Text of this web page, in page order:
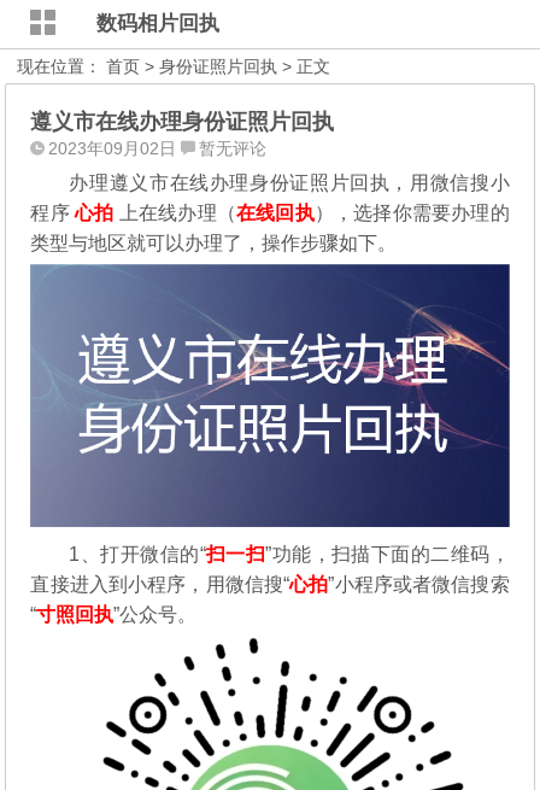
数码相片回执
现在位置：首页 >身份证照片回执 > 正文
遵义市在线办理身份证照片回执
2023年09月02日 暂无评论
办理遵义市在线办理身份证照片回执，用微信搜小
程序心拍 上在线办理（在线回执），选择你需要办理的
类型与地区就可以办理了，操作步骤如下。
1、打开微信的“扫一扫”功能，扫描下面的二维码，
直接进入到小程序，用微信搜“心拍”小程序或者微信搜索
“寸照回执”公众号。